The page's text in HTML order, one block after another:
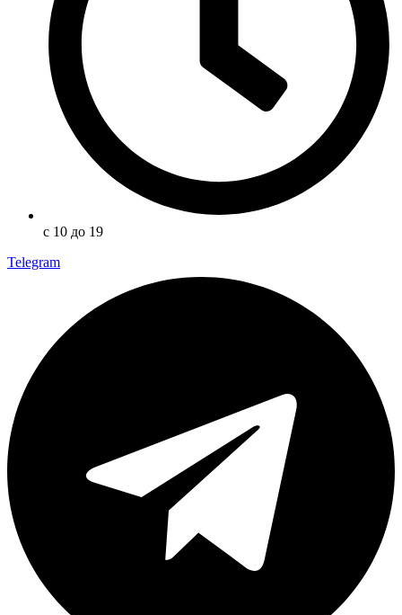
с 10 до 19
Telegram